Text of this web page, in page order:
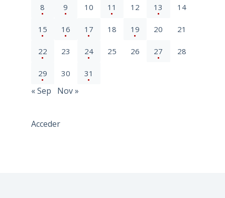
8 9 10 11 12 13 14
15 16 17 18 19 20 21
22 23 24 25 26 27 28
29 30 31
« Sep Nov »
Acceder